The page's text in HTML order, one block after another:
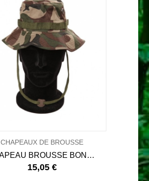
CHAPEAUX DE BROUSSE
CHAPEAU BROUSSE BONNIE HAT - Camo CE
15,05 €